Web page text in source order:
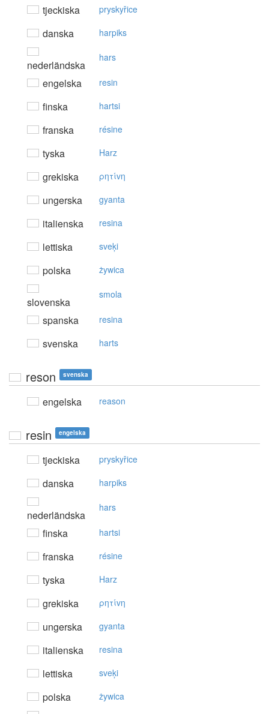
tjeckiska pryskyřice
danska harpiks
nederländska
hars
engelska resin
finska hartsi
franska résine
tyska Harz
grekiska ρητίvη
ungerska gyanta
italienska resina
lettiska sveķi
polska żywica
slovenska
smola
spanska resina
svenska harts
reson svenska
engelska reason
resin engelska
tjeckiska pryskyřice
danska harpiks
nederländska
hars
finska hartsi
franska résine
tyska Harz
grekiska ρητίvη
ungerska gyanta
italienska resina
lettiska sveķi
polska żywica